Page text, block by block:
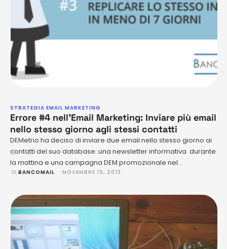
STRATEGIA EMAIL MARKETING
Errore #4 nell’Email Marketing: Inviare più email
nello stesso giorno agli stessi contatti
DEMetrio ha deciso di inviare due email nello stesso giorno ai
contatti del suo database: una newsletter informativa durante
la mattina e una campagna DEM promozionale nel
pomeriggio. Risultato? La campagna pomeridiana di email
tutto inosservata. Si tratta di uno dei più comuni errori
nell'email …
Di BANCOMAIL NOVEMBRE 19, 2013